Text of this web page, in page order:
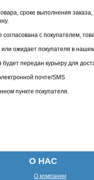
сроке выполнения
с покупателем,
или ожидает покупателя в
передан курьеру для
почте/SMS
пункте покупателя.
О НАС
О компании